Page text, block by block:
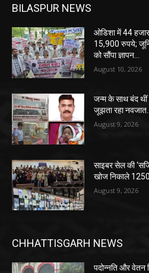
BILASPUR NEWS
ओडिशा में 44
15,900 रुपये;
को सौंपा ज्ञापन…
August 10, 2026
जन्म के साथ बंद थीं
जूझता रहा नवजात…
August 9, 2026
साइबर सेल की
खोज निकाले 1250
August 9, 2026
CHHATTISGARH NEWS
पदोन्नति और वेतन